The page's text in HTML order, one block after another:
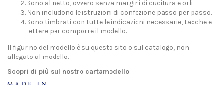
Sono al netto, ovvero senza margini di cucitura e orli.
Non includono le istruzioni di confezione passo per passo.
Sono timbrati con tutte le indicazioni necessarie, tacche e
lettere per comporre il modello.
Il figurino del modello è su questo sito o sul catalogo, non
allegato al modello.
Scopri di più sul nostro cartamodello